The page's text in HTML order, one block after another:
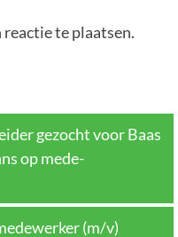
reactie te plaatsen.
gezocht voor Baas
op mede-
(m/v)